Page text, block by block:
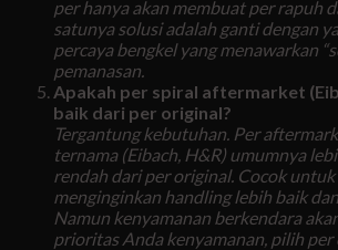
per hanya akan membuat per rapuh
satunya solusi adalah ganti dengan
percaya bengkel yang menawarkan
pemanasan.
Apakah per spiral aftermarket
baik dari per original?
Tergantung kebutuhan. Per
ternama (Eibach, H&R) umumnya
rendah dari per original. Cocok
menginginkan handling lebih baik
Namun kenyamanan berkendara
prioritas Anda kenyamanan, pilih per